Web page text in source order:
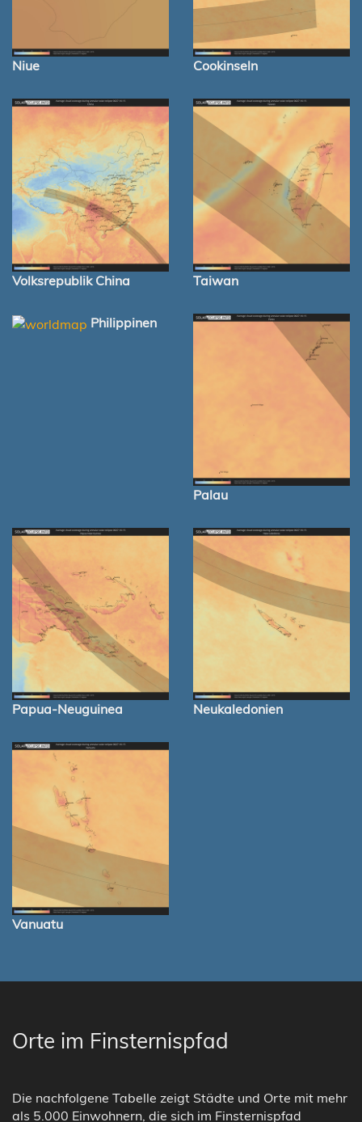
Niue Cookinseln
Volksrepublik China Taiwan
Philippinen
Palau
Papua-Neuguinea Neukaledonien
Vanuatu
Orte im Finsternispfad
Die nachfolgene Tabelle zeigt Städte und Orte mit mehr
als 5.000 Einwohnern, die sich im Finsternispfad